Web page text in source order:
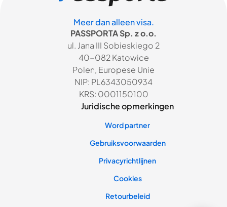
Meer dan alleen visa.
PASSPORTA Sp. z o.o.
ul. Jana III Sobieskiego 2
40-082 Katowice
Polen, Europese Unie
NIP: PL6343050934
KRS: 0001150100
Juridische opmerkingen
Word partner
Gebruiksvoorwaarden
Privacyrichtlijnen
Cookies
Retourbeleid